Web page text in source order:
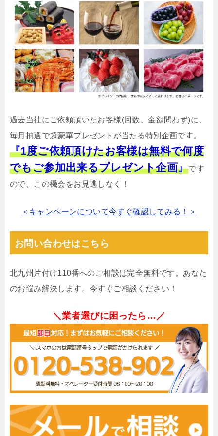
過去当社にご依頼頂いたお客様(回数、金額問わず)に、
毎月抽選で超豪華プレゼントが当たる特別企画です。
『1度ご依頼頂けたお客様は無料で何度
でもご参加出来るプレゼント企画』です
ので、この機会をお見逃しなく！
＜キャンペーンについて今すぐ確認してみる！＞
お問い合わせはこちら
北九州片付け110番へのご相談は完全無料です。あなた
のお悩み解決します。今すぐご相談ください！
＼業者選びに困ったら…／